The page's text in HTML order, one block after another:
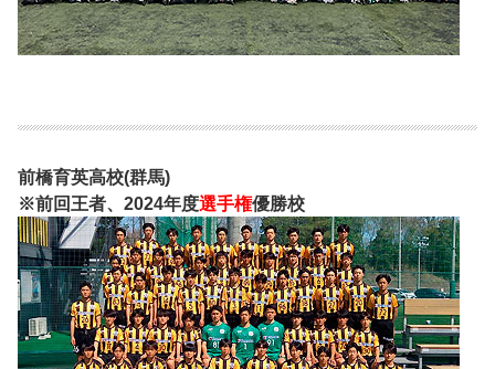
前橋育英高校(群馬)
※前回王者、2024年度選手権優勝校